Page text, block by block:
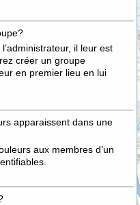
il leur est
créer un groupe
en premier lieu en lui
apparaissent dans une
aux membres d’un